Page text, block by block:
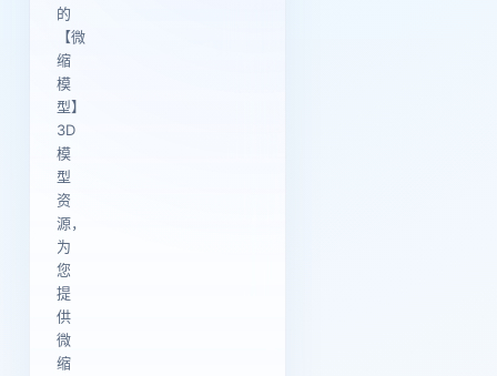
的
【微
缩
模
型】
3D
模
型
资
源，
为
您
提
供
微
缩